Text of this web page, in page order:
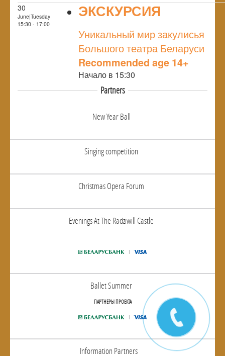
30
June|Tuesday
15:30 - 17:00
ЭКСКУРСИЯ
Уникальный мир закулисья
Большого театра Беларуси
Recommended age 14+
Начало в 15:30
Partners
New Year Ball
Singing competition
Christmas Opera Forum
Evenings At The Radziwill Castle
Ballet Summer
ПАРТНЕРЫ ПРОЕКТА
Information Partners